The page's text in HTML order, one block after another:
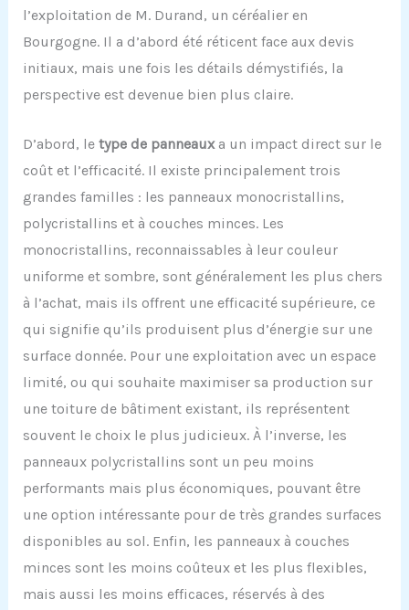
l’exploitation de M. Durand, un céréalier en
Bourgogne. Il a d’abord été réticent face aux devis
initiaux, mais une fois les détails démystifiés, la
perspective est devenue bien plus claire.
D’abord, le type de panneauxa un impact direct sur le
coût et l’efficacité. Il existe principalement trois
grandes familles : les panneaux monocristallins,
polycristallins et à couches minces. Les
monocristallins, reconnaissables à leur couleur
uniforme et sombre, sont généralement les plus chers
à l’achat, mais ils offrent une efficacité supérieure, ce
qui signifie qu’ils produisent plus d’énergie sur une
surface donnée. Pour une exploitation avec un espace
limité, ou qui souhaite maximiser sa production sur
une toiture de bâtiment existant, ils représentent
souvent le choix le plus judicieux. À l’inverse, les
panneaux polycristallins sont un peu moins
performants mais plus économiques, pouvant être
une option intéressante pour de très grandes surfaces
disponibles au sol. Enfin, les panneaux à couches
minces sont les moins coûteux et les plus flexibles,
mais aussi les moins efficaces, réservés à des